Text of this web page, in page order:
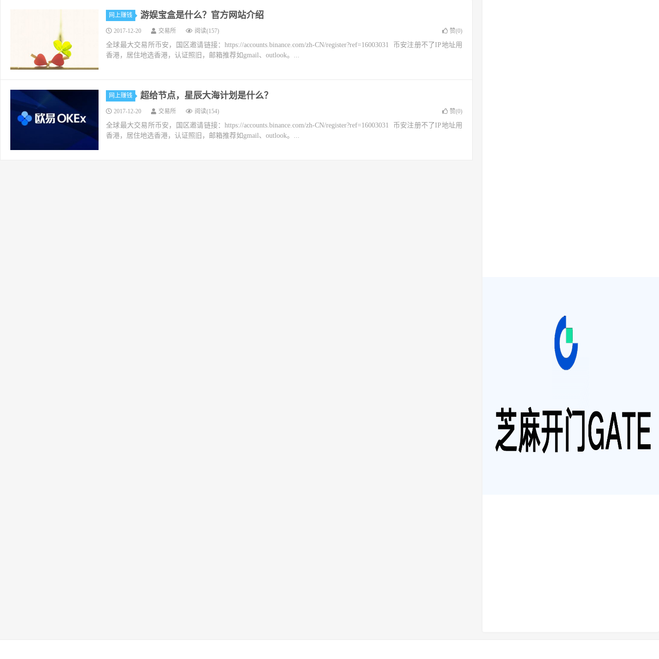
网上赚钱 游娱宝盒是什么？官方网站介绍
2017-12-20 交易所 阅读(157) 赞(0)
全球最大交易所币安，国区邀请链接：https://accounts.binance.com/zh-CN/register?ref=16003031 币安注册不了IP地址用
香港，居住地选香港，认证照旧，邮箱推荐如gmail、outlook。...
网上赚钱 超给节点，星辰大海计划是什么？
2017-12-20 交易所 阅读(154) 赞(0)
全球最大交易所币安，国区邀请链接：https://accounts.binance.com/zh-CN/register?ref=16003031 币安注册不了IP地址用
香港，居住地选香港，认证照旧，邮箱推荐如gmail、outlook。...